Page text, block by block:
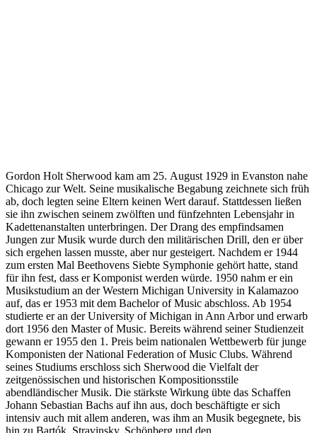
Gordon Holt Sherwood kam am 25. August 1929 in Evanston nahe
Chicago zur Welt. Seine musikalische Begabung zeichnete sich früh
ab, doch legten seine Eltern keinen Wert darauf. Stattdessen ließen
sie ihn zwischen seinem zwölften und fünfzehnten Lebensjahr in
Kadettenanstalten unterbringen. Der Drang des empfindsamen
Jungen zur Musik wurde durch den militärischen Drill, den er über
sich ergehen lassen musste, aber nur gesteigert. Nachdem er 1944
zum ersten Mal Beethovens Siebte Symphonie gehört hatte, stand
für ihn fest, dass er Komponist werden würde. 1950 nahm er ein
Musikstudium an der Western Michigan University in Kalamazoo
auf, das er 1953 mit dem Bachelor of Music abschloss. Ab 1954
studierte er an der University of Michigan in Ann Arbor und erwarb
dort 1956 den Master of Music. Bereits während seiner Studienzeit
gewann er 1955 den 1. Preis beim nationalen Wettbewerb für junge
Komponisten der National Federation of Music Clubs. Während
seines Studiums erschloss sich Sherwood die Vielfalt der
zeitgenössischen und historischen Kompositionsstile
abendländischer Musik. Die stärkste Wirkung übte das Schaffen
Johann Sebastian Bachs auf ihn aus, doch beschäftigte er sich
intensiv auch mit allem anderen, was ihm an Musik begegnete, bis
hin zu Bartók, Stravinsky, Schönberg und den